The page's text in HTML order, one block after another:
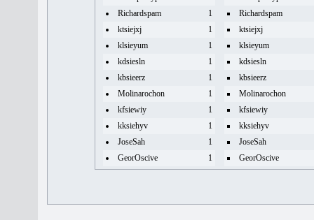
Richardspam
1
Richardspam
ktsiejxj
1
ktsiejxj
klsieyum
1
klsieyum
kdsiesln
1
kdsiesln
kbsieerz
1
kbsieerz
Molinarochon
1
Molinarochon
kfsiewiy
1
kfsiewiy
kksiehyv
1
kksiehyv
JoseSah
1
JoseSah
GeorOscive
1 GeorOscive